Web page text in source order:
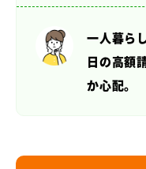
一人暮ら
日の高額
か心配。